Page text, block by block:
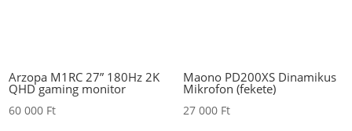
Arzopa M1RC 27” 180Hz 2K
QHD gaming monitor
60 000 Ft
Maono PD200XS Dinamikus
Mikrofon (fekete)
27 000 Ft